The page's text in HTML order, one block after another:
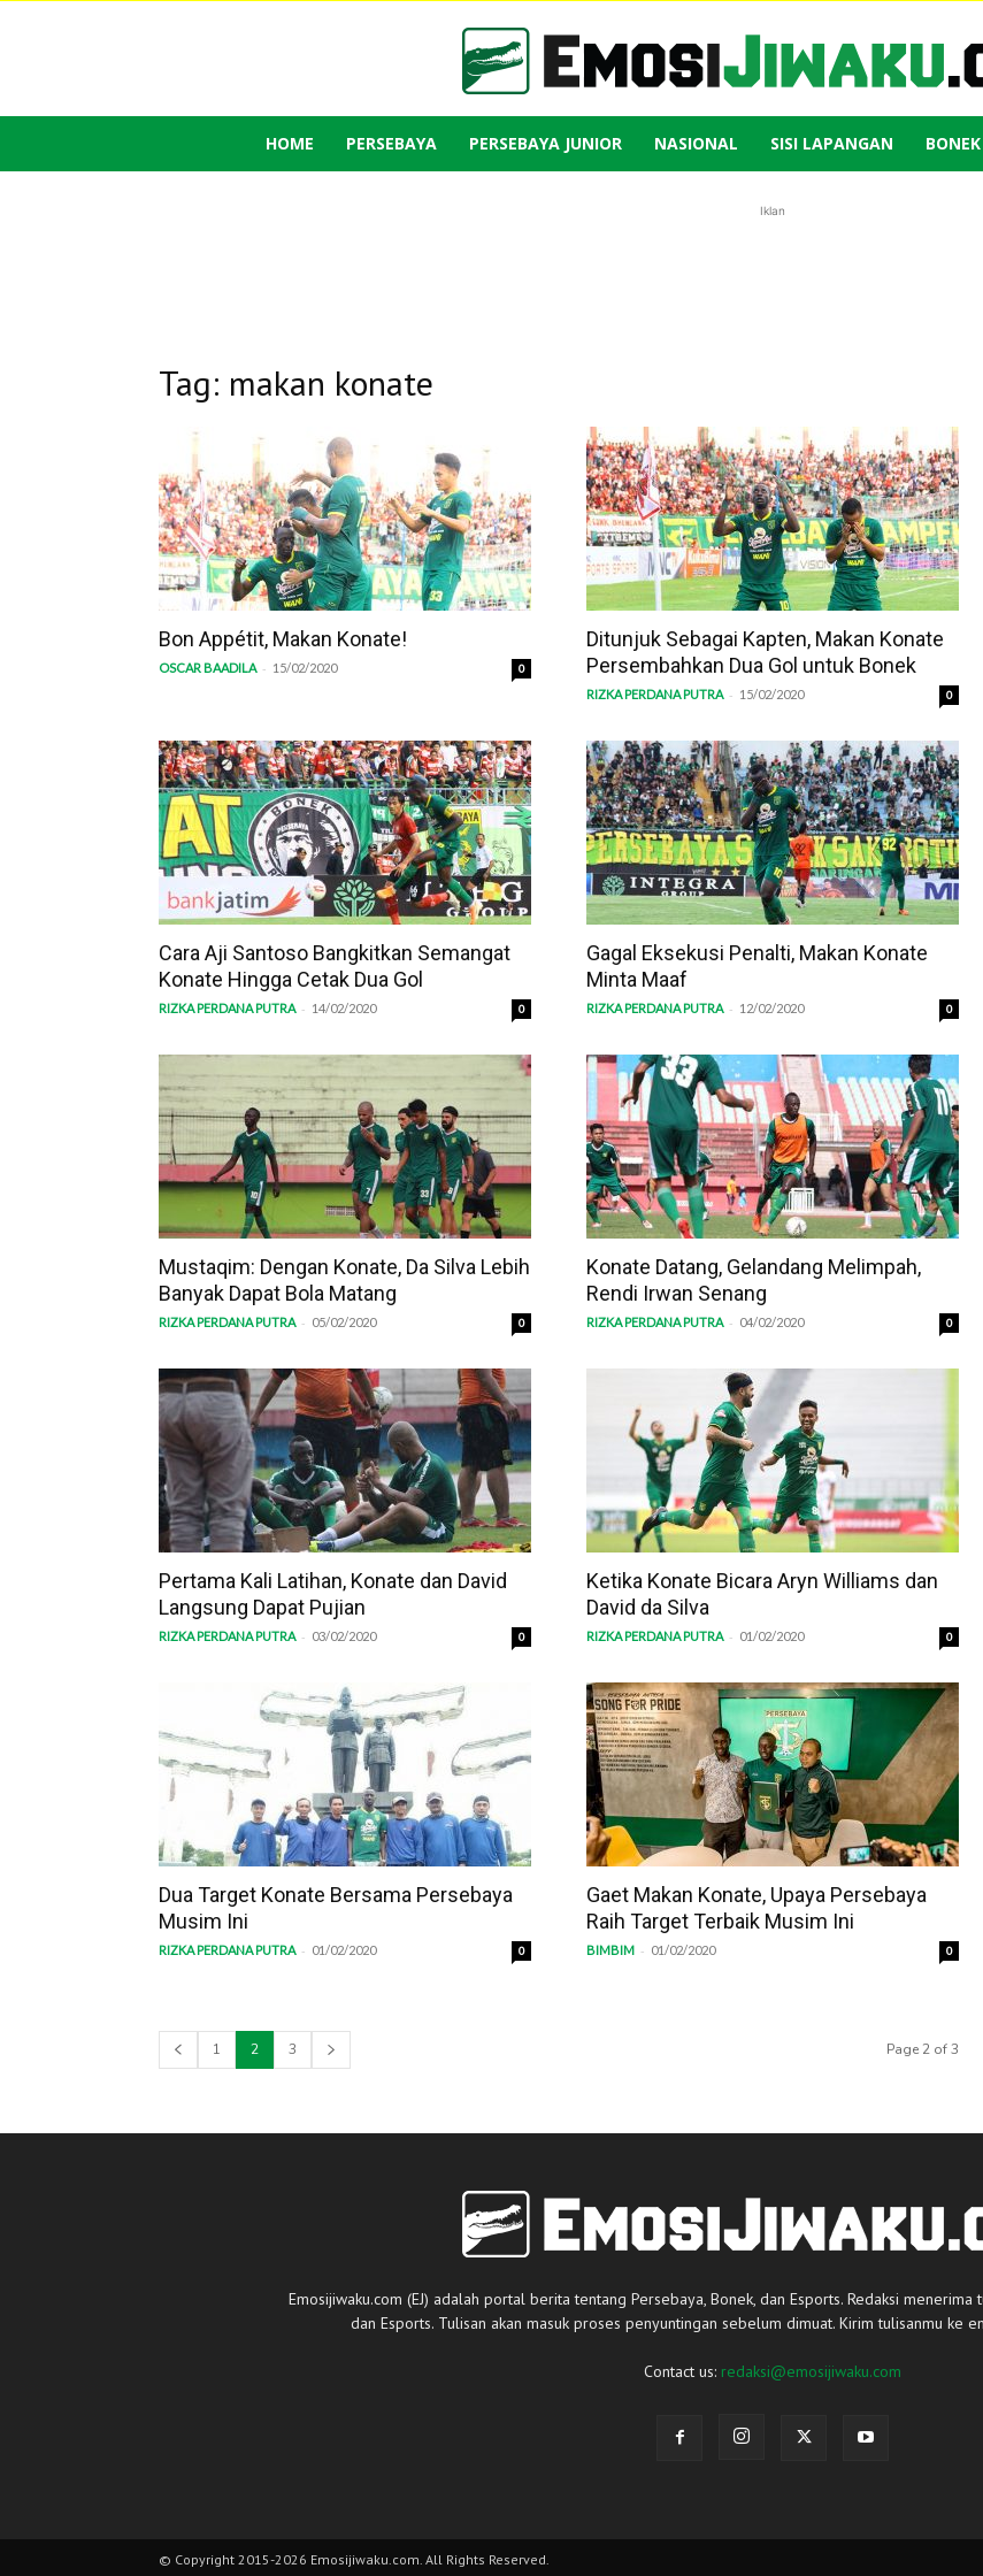
Emosi
HOME PERSEBAYA PERSEBAYA JUNIOR NASIONAL SISI LAPANGAN BONEK
Iklan
Tag: makan konate
Bon Appétit, Makan Konate!
OSCAR BAADILA - 15/02/2020 0
Ditunjuk Sebagai Kapten, Makan Konate
Persembahkan Dua Gol untuk Bonek
RIZKA PERDANA PUTRA - 15/02/2020 0
Cara Aji Santoso Bangkitkan Semangat
Konate Hingga Cetak Dua Gol
RIZKA PERDANA PUTRA - 14/02/2020 0
Gagal Eksekusi Penalti, Makan Konate
Minta Maaf
RIZKA PERDANA PUTRA - 12/02/2020 0
Mustaqim: Dengan Konate, Da Silva Lebih
Banyak Dapat Bola Matang
RIZKA PERDANA PUTRA - 05/02/2020 0
Konate Datang, Gelandang Melimpah,
Rendi Irwan Senang
RIZKA PERDANA PUTRA - 04/02/2020 0
Pertama Kali Latihan, Konate dan David
Langsung Dapat Pujian
RIZKA PERDANA PUTRA - 03/02/2020 0
Ketika Konate Bicara Aryn Williams dan
David da Silva
RIZKA PERDANA PUTRA - 01/02/2020 0
Dua Target Konate Bersama Persebaya
Musim Ini
RIZKA PERDANA PUTRA - 01/02/2020 0
Gaet Makan Konate, Upaya Persebaya
Raih Target Terbaik Musim Ini
BIMBIM - 01/02/2020 0
1 2 3 Page 2 of 3
Emosijiwaku.com (EJ) adalah portal berita tentang Persebaya, Bonek, dan Esports. Redaksi
dan Esports. Tulisan akan masuk proses penyuntingan sebelum dimuat. Kirim tulisanmu ke
Contact us: redaksi@emosijiwaku.com
© Copyright 2015-2026 Emosijiwaku.com. All Rights Reserved.